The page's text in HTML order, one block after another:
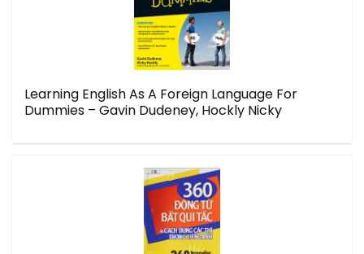
Learning English As A Foreign Language For
Dummies – Gavin Dudeney, Hockly Nicky